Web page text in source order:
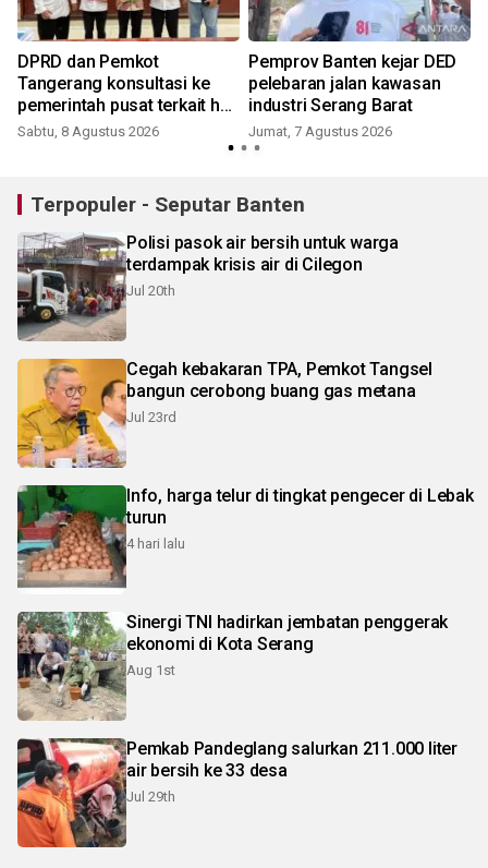
DPRD dan Pemkot
Tangerang konsultasi ke
pemerintah pusat terkait hak
PPPK
Sabtu, 8 Agustus 2026
Pemprov Banten kejar DED
pelebaran jalan kawasan
industri Serang Barat
Jumat, 7 Agustus 2026
Terpopuler - Seputar Banten
Polisi pasok air bersih untuk warga
terdampak krisis air di Cilegon
Jul 20th
Cegah kebakaran TPA, Pemkot Tangsel
bangun cerobong buang gas metana
Jul 23rd
Info, harga telur di tingkat pengecer di Lebak
turun
4 hari lalu
Sinergi TNI hadirkan jembatan penggerak
ekonomi di Kota Serang
Aug 1st
Pemkab Pandeglang salurkan 211.000 liter
air bersih ke 33 desa
Jul 29th